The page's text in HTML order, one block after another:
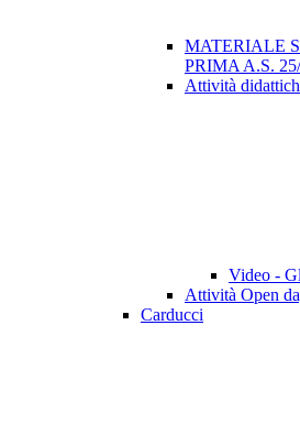
MATERIALE
PRIMA A.S.
Attività
Video -
Attività Open
Carducci